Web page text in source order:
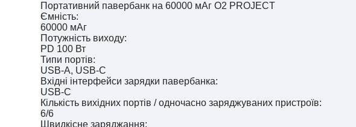
Портативний павербанк на 60000 мАг О2 PROJECT
Ємність:
60000 мАг
Потужність виходу:
PD 100 Вт
Типи портів:
USB-A, USB-C
Вхідні інтерфейси зарядки павербанка:
USB-C
Кількість вихідних портів / одночасно заряджуваних пристроїв:
6/6
Швидкісне заряджання: